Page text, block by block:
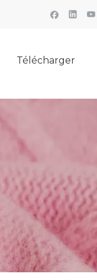
Télécharger